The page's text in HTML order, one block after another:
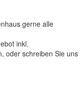
gerne alle
inkl.
oder schreiben Sie uns